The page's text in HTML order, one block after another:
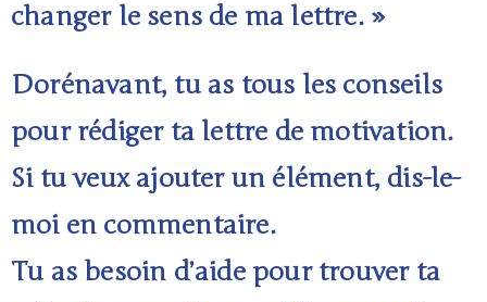
changer le sens de ma lettre. »
Dorénavant, tu as tous les conseils
pour rédiger ta lettre de motivation.
Si tu veux ajouter un élément, dis-le-
moi en commentaire.
Tu as besoin d’aide pour trouver ta